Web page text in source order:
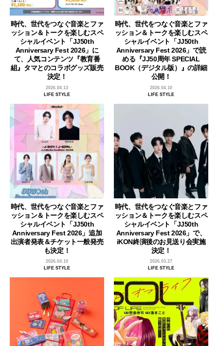
時代、世代をつなぐ音楽とファ
ッション＆トークを楽しむスペ
シャルイベント「JJ50th
Anniversary Fest 2026」に
て、人気コンテンツ『教育番
組』タマとのコラボグッズ販売
決定！
2026.04.13
LIFE STYLE
時代、世代をつなぐ音楽とファ
ッション＆トークを楽しむスペ
シャルイベント「JJ50th
Anniversary Fest 2026」で読
める『JJ50周年 SPECIAL
BOOK（デジタル版）』の詳細
公開！
2026.04.10
LIFE STYLE
時代、世代をつなぐ音楽とファ
ッション＆トークを楽しむスペ
シャルイベント「JJ50th
Anniversary Fest 2026」追加
出演者発表＆チケット一般発売
も決定！
2026.04.10
LIFE STYLE
時代、世代をつなぐ音楽とファ
ッション＆トークを楽しむスペ
シャルイベント「JJ50th
Anniversary Fest 2026」で、
iKON終演後のお見送り会実施
決定！
2026.03.27
LIFE STYLE